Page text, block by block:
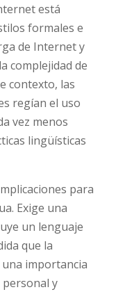
está
formales e
de Internet y
complejidad de
contexto, las
regían el uso
vez menos
lingüísticas
para
Exige una
un lenguaje
que la
importancia
personal y